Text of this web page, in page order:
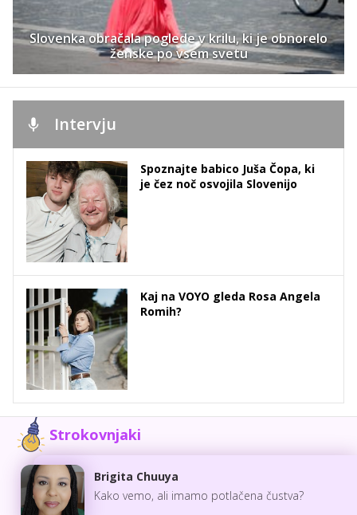
Slovenka obračala poglede v krilu, ki je obnorelo
ženske po vsem svetu
Intervju
Spoznajte babico Juša Čopa, ki
je čez noč osvojila Slovenijo
Kaj na VOYO gleda Rosa Angela
Romih?
Strokovnjaki
Brigita Chuuya
Kako vemo, ali imamo potlačena čustva?